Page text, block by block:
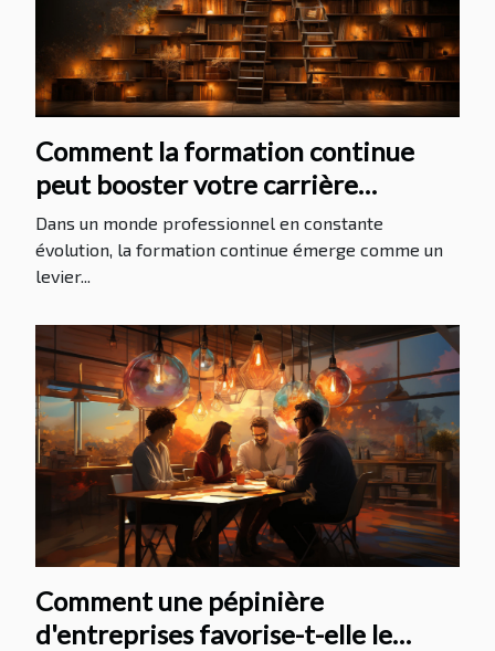
Comment la formation continue
peut booster votre carrière
professionnelle
Dans un monde professionnel en constante
évolution, la formation continue émerge comme un
levier...
Comment une pépinière
d'entreprises favorise-t-elle le